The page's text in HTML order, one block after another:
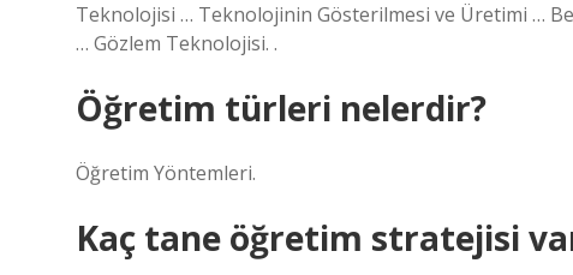
Teknolojisi … Teknolojinin Gösterilmesi ve Üretimi …
… Gözlem Teknolojisi. .
Öğretim türleri nelerdir?
Öğretim Yöntemleri.
Kaç tane öğretim stratejisi